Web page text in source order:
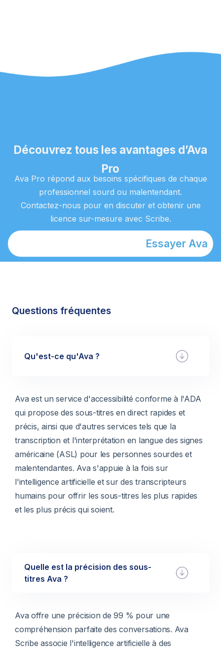
Découvrez tous les avantages d’Ava
Pro
Ava Pro répond aux besoins spécifiques de chaque
professionnel sourd ou malentendant.
Contactez-nous pour en discuter et obtenir une
licence sur-mesure avec Scribe.
Essayer Ava
Questions fréquentes
Qu'est-ce qu'Ava ?
Ava est un service d'accessibilité conforme à l'ADA
qui propose des sous-titres en direct rapides et
précis, ainsi que d'autres services tels que la
transcription et l'interprétation en langue des signes
américaine (ASL) pour les personnes sourdes et
malentendantes. Ava s'appuie à la fois sur
l'intelligence artificielle et sur des transcripteurs
humains pour offrir les sous-titres les plus rapides
et les plus précis qui soient.
Quelle est la précision des sous-
titres Ava ?
Ava offre une précision de 99 % pour une
compréhension parfaite des conversations. Ava
Scribe associe l'intelligence artificielle à des